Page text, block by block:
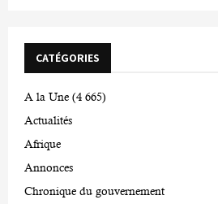
CATÉGORIES
A la Une (4 665)
Actualités
Afrique
Annonces
Chronique du gouvernement